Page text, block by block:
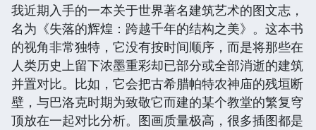
我近期入手的一本关于世界著名建筑艺术的图文志，
名为《失落的辉煌：跨越千年的结构之美》。这本书
的视角非常独特，它没有按时间顺序，而是将那些在
人类历史上留下浓墨重彩却已部分或全部消逝的建筑
并置对比。比如，它会把古希腊帕特农神庙的残垣断
壁，与巴洛克时期为致敬它而建的某个教堂的繁复穹
顶放在一起对比分析。图画质量极高，很多插图都是